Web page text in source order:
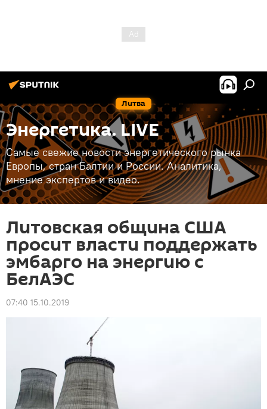
Литва
Энергетика. LIVE
Самые свежие новости энергетического рынка
Европы, стран Балтии и России. Аналитика,
мнение экспертов и видео.
Литовская община США
просит власти поддержать
эмбарго на энергию с
БелАЭС
07:40 15.10.2019